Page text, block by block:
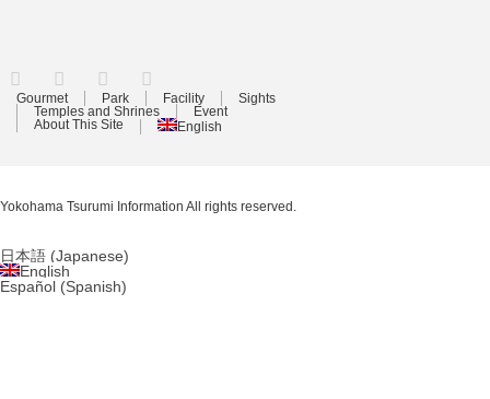
FacebookInstagram
Gourmet Park Facility
Sights
Temples and Shrines
Event
About This Site
English
Yokohama Tsurumi Information All rights reserved.
日本語 (Japanese)
English
Español (Spanish)